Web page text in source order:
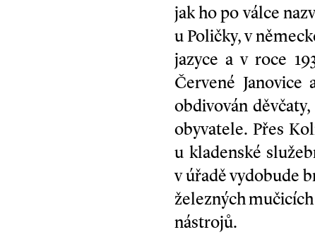
jak ho po válce
u Poličky, v
jazyce a v roce
Červené
obdivován
obyvatele. Přes
u kladenské
v úřadě vydobude
železných mučicích
nástrojů.